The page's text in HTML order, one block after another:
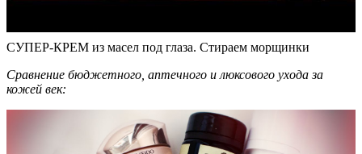
СУПЕР-КРЕМ из масел под глаза. Стираем морщинки
Сравнение бюджетного, аптечного и люксового ухода за
кожей век: